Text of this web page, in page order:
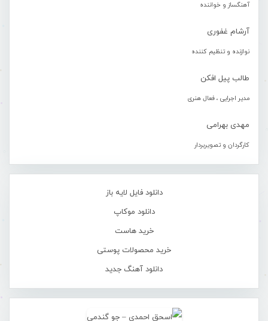
آهنگساز و خواننده
آرشام غفوری
نوازنده و تنظیم کننده
طالب پیل افکن
مدیر اجرایی ، فعال هنری
مهدی بهرامی
کارگردان و تصویربردار
دانلود فایل لایه باز
دانلود موکاپ
خرید هاست
خرید محصولات پوستی
دانلود آهنگ جدید